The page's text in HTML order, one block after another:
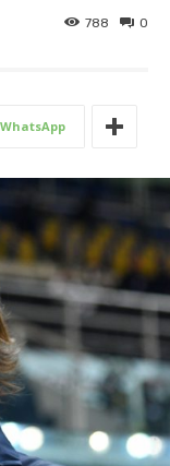
0
788
WhatsApp